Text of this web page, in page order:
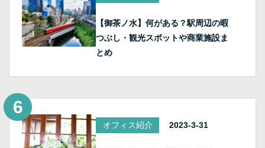
【御茶ノ水】何がある？駅周辺の暇
つぶし・観光スポットや商業施設ま
とめ
オフィス紹介 2023-3-31